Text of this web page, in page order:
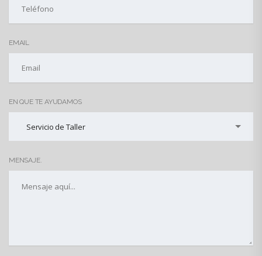
EMAIL
EN QUE TE AYUDAMOS
Servicio de Taller
MENSAJE.